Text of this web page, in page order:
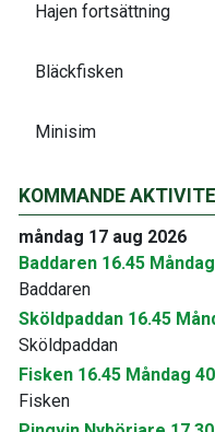
Hajen fortsättning
Bläckfisken
Minisim
KOMMANDE
måndag 17 aug 2026
Baddaren 16.45
Baddaren
Sköldpaddan 16.45
Sköldpaddan
Fisken 16.45 Måndag
Fisken